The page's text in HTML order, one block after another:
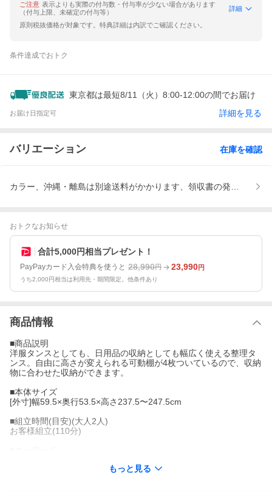
ご注意 表示よりも実際の付与数・付与率が少ない場合があります
（付与上限、未確定の付与等）
詳細
原則税抜価格が対象です。特典詳細は内訳でご確認ください。
条件達成でおトク
東京都は最短8/11（火）8:00-12:00の間でお届け
お届け日指定可 詳細を見る
バリエーション 在庫を確認
カラー、沖縄・離島は別途送料がかかります、領収書の発行につい
おトクなお知らせ
合計5,000円相当プレゼント！
PayPayカード入会特典を使うと 28,990円 23,990円
うち2,000円相当は利用先・期間限定。他条件あり
商品情報
■商品説明
洋服タンスとしても、日用品の収納としても幅広く使える整理タ
ンス。自由に高さが変えられる可動棚が4枚ついているので、収納
物に合わせた収納ができます。
■本体サイズ
[外寸]幅59.5×奥行53.5×高さ237.5〜247.5cm
■組立時間(目安)(大人2人)
お客様組立(110分)
整理ダンス 大容量 大量収納 服 タンス 箪笥 たんす タンス 整理 家
もっと見る